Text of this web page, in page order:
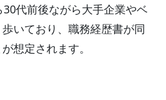
代前後ながら大手企業やベ
いており、職務経歴書が同
想定されます。